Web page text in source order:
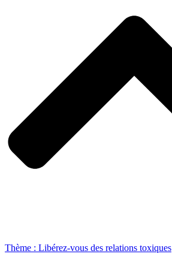
Thème : Libérez-vous des relations toxiques